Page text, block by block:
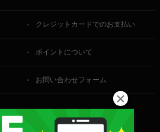
クレジットカードでのお支払い
ポイントについて
お問い合わせフォーム